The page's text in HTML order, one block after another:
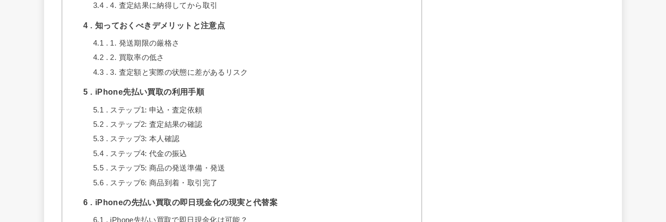
3.4
4. 査定結果に納得してから取引
4 知っておくべきデメリットと注意点
4.1
1. 発送期限の厳格さ
4.2
2. 買取率の低さ
4.3
3. 査定額と実際の状態に差があるリスク
5 iPhone先払い買取の利用手順
5.1
ステップ1: 申込・査定依頼
5.2
ステップ2: 査定結果の確認
5.3
ステップ3: 本人確認
5.4
ステップ4: 代金の振込
5.5
ステップ5: 商品の発送準備・発送
5.6
ステップ6: 商品到着・取引完了
6 iPhoneの先払い買取の即日現金化の現実と代替案
6.1 iPhone先払い買取で即日現金化は可能？